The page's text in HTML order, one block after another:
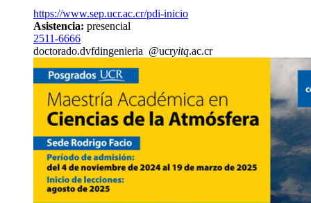
https://www.sep.ucr.ac.cr/pdi-inicio
Asistencia: presencial
2511-6666
doctorado.dvfdingenieria @ucryitq.ac.cr